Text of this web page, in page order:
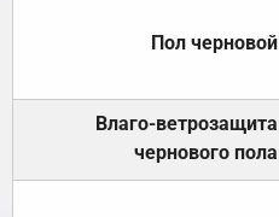
Пол черновой
Влаго-ветрозащита
чернового пола